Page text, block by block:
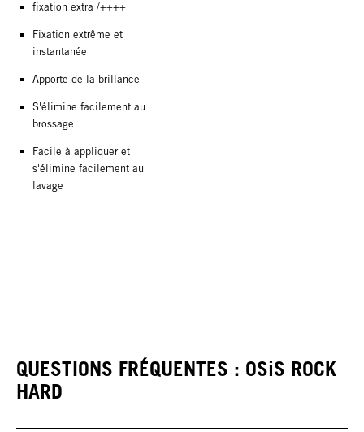
fixation extra /++++
Fixation extrême et
instantanée
Apporte de la brillance
S'élimine facilement au
brossage
Facile à appliquer et
s'élimine facilement au
lavage
QUESTIONS FRÉQUENTES : OSiS ROCK
HARD